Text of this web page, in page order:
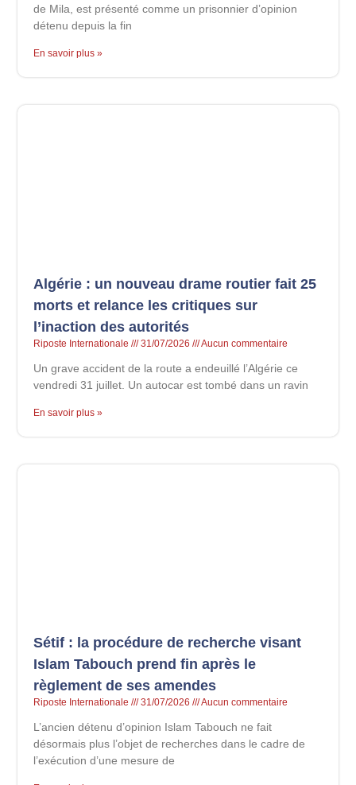
de Mila, est présenté comme un prisonnier d’opinion
détenu depuis la fin
En savoir plus »
Algérie : un nouveau drame routier fait 25
morts et relance les critiques sur
l’inaction des autorités
Riposte Internationale 31/07/2026 Aucun commentaire
Un grave accident de la route a endeuillé l’Algérie ce
vendredi 31 juillet. Un autocar est tombé dans un ravin
En savoir plus »
Sétif : la procédure de recherche visant
Islam Tabouch prend fin après le
règlement de ses amendes
Riposte Internationale 31/07/2026 Aucun commentaire
L’ancien détenu d’opinion Islam Tabouch ne fait
désormais plus l’objet de recherches dans le cadre de
l’exécution d’une mesure de